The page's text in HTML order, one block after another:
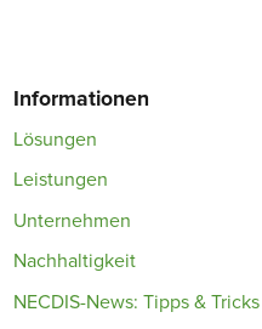
Informationen
Lösungen
Leistungen
Unternehmen
Nachhaltigkeit
NECDIS-News: Tipps & Tricks